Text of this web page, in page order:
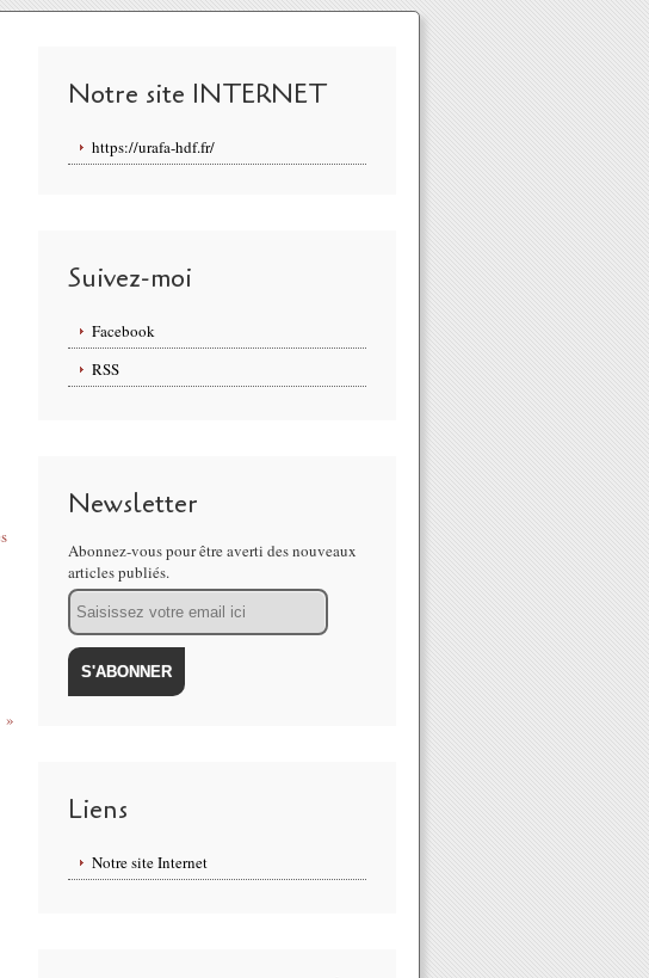
Notre site INTERNET
https://urafa-hdf.fr/
Suivez-moi
Facebook
RSS
Newsletter
Abonnez-vous pour être averti des nouveaux
articles publiés.
Email
Liens
Notre site Internet